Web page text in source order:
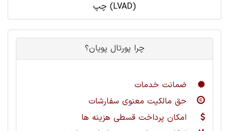
چپ (LVAD)
چرا پورتال پویان؟
ضمانت خدمات
حق مالکیت معنوی سفارشات
امکان پرداخت قسطی هزینه ها